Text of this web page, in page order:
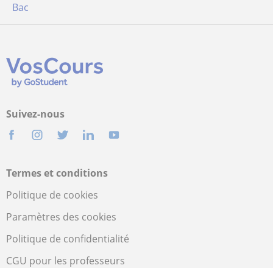
Bac
Suivez-nous
Termes et conditions
Politique de cookies
Paramètres des cookies
Politique de confidentialité
CGU pour les professeurs